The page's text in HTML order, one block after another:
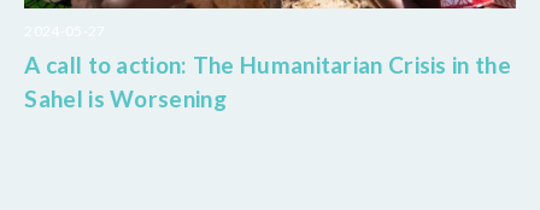
A call to action: The Humanitarian Crisis in the
Sahel is Worsening